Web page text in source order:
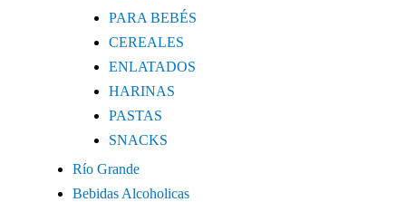
PARA BEBÉS
CEREALES
ENLATADOS
HARINAS
PASTAS
SNACKS
Río Grande
Bebidas Alcoholicas